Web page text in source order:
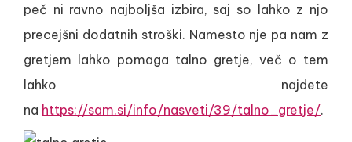
peč ni ravno najboljša izbira, saj so lahko z njo
precejšni dodatnih stroški. Namesto nje pa nam z
gretjem lahko pomaga talno gretje, več o tem
lahko najdete
na https://sam.si/info/nasveti/39/talno_gretje/.